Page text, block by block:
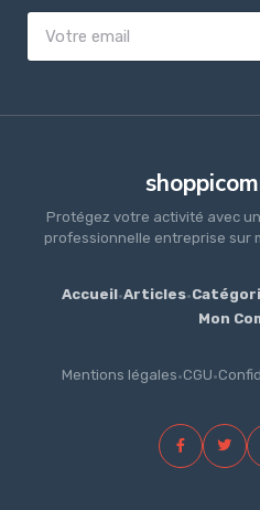
Protégez votre activité avec
professionnelle entreprise sur
Accueil·Articles·
Mon
Mentions légales·CGU·